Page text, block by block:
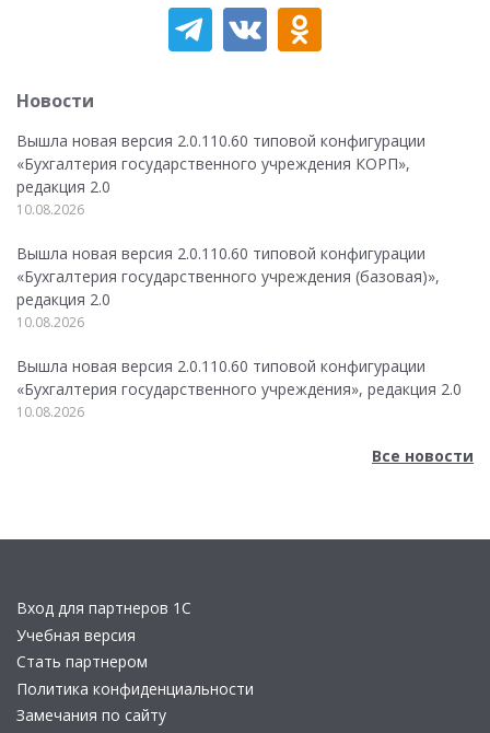
Новости
Вышла новая версия 2.0.110.60 типовой конфигурации
«Бухгалтерия государственного учреждения КОРП»,
редакция 2.0
10.08.2026
Вышла новая версия 2.0.110.60 типовой конфигурации
«Бухгалтерия государственного учреждения (базовая)»,
редакция 2.0
10.08.2026
Вышла новая версия 2.0.110.60 типовой конфигурации
«Бухгалтерия государственного учреждения», редакция 2.0
10.08.2026
Все новости
Вход для партнеров 1С
Учебная версия
Стать партнером
Политика конфиденциальности
Замечания по сайту